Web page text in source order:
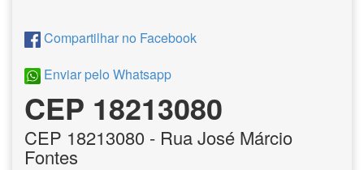
Compartilhar no Facebook
Enviar pelo Whatsapp
CEP 18213080
CEP 18213080 - Rua José Márcio
Fontes